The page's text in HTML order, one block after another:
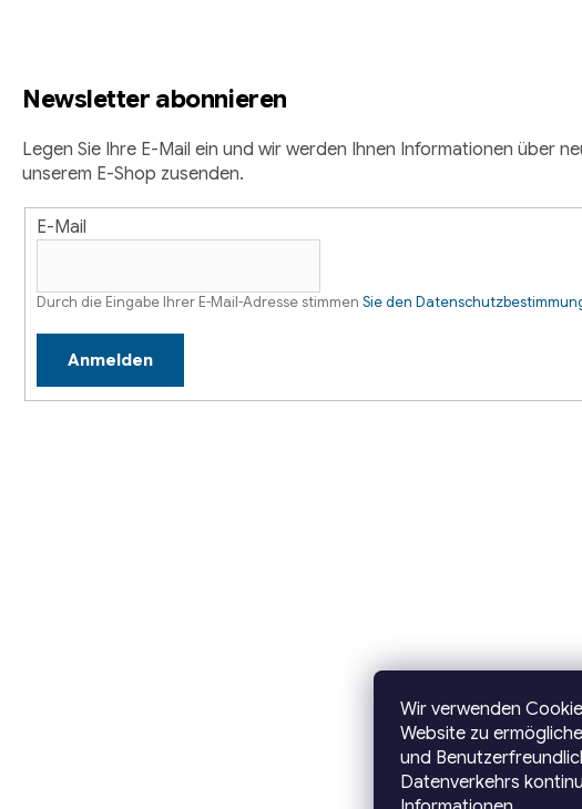
Wir verwenden
Website zu
und
Datenverkehrs
L
i
s
t
e
Newsletter abonnieren
Legen Sie Ihre E-Mail ein und wir werden Ihnen Informationen über
unserem E-Shop zusenden.
E-Mail
Durch die Eingabe Ihrer E-Mail-Adresse stimmen Sie den
Anmelden